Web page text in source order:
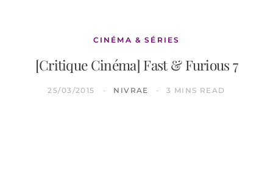
CINÉMA & SÉRIES
[Critique Cinéma] Fast & Furious 7
25/03/2015 NIVRAE 3 MINS READ